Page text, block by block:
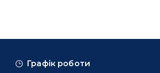
Графік роботи